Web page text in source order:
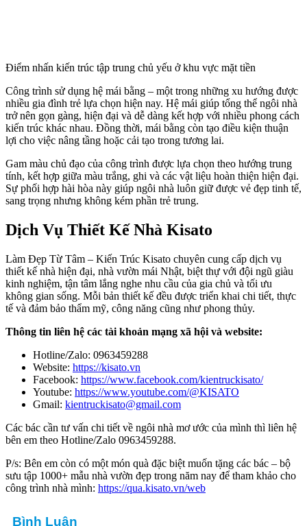
Điểm nhấn kiến trúc tập trung chủ yếu ở khu vực mặt tiền
Công trình sử dụng hệ mái bằng – một trong những xu hướng được
nhiều gia đình trẻ lựa chọn hiện nay. Hệ mái giúp tổng thể ngôi nhà
trở nên gọn gàng, hiện đại và dễ dàng kết hợp với nhiều phong cách
kiến trúc khác nhau. Đồng thời, mái bằng còn tạo điều kiện thuận
lợi cho việc nâng tầng hoặc cải tạo trong tương lai.
Gam màu chủ đạo của công trình được lựa chọn theo hướng trung
tính, kết hợp giữa màu trắng, ghi và các vật liệu hoàn thiện hiện đại.
Sự phối hợp hài hòa này giúp ngôi nhà luôn giữ được vẻ đẹp tinh tế,
sang trọng nhưng không kém phần trẻ trung.
Dịch Vụ Thiết Kế Nhà Kisato
Làm Đẹp Từ Tâm – Kiến Trúc Kisato chuyên cung cấp dịch vụ
thiết kế nhà hiện đại, nhà vườn mái Nhật, biệt thự với đội ngũ giàu
kinh nghiệm, tận tâm lắng nghe nhu cầu của gia chủ và tối ưu
không gian sống. Mỗi bản thiết kế đều được triển khai chi tiết, thực
tế và đảm bảo thẩm mỹ, công năng cũng như phong thủy.
Thông tin liên hệ các tài khoản mạng xã hội và website:
Hotline/Zalo: 0963459288
Website: https://kisato.vn
Facebook: https://www.facebook.com/kientruckisato/
Youtube: https://www.youtube.com/@KISATO
Gmail: kientruckisato@gmail.com
Các bác cần tư vấn chi tiết về ngôi nhà mơ ước của mình thì liên hệ
bên em theo Hotline/Zalo 0963459288.
P/s: Bên em còn có một món quà đặc biệt muốn tặng các bác – bộ
sưu tập 1000+ mẫu nhà vườn đẹp trong năm nay để tham khảo cho
công trình nhà mình: https://qua.kisato.vn/web
Bình Luận